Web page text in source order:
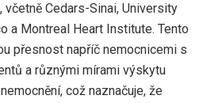
Cedars-Sinai, University
a Montreal Heart Institute. Tento
přesnost napříč nemocnicemi s
a různými mírami výskytu
což naznačuje, že